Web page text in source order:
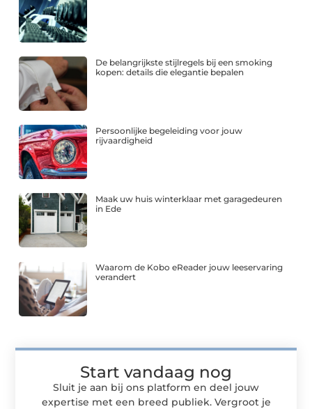
De belangrijkste stijlregels bij een smoking
kopen: details die elegantie bepalen
Persoonlijke begeleiding voor jouw
rijvaardigheid
Maak uw huis winterklaar met garagedeuren
in Ede
Waarom de Kobo eReader jouw leeservaring
verandert
Start vandaag nog
Sluit je aan bij ons platform en deel jouw
expertise met een breed publiek. Vergroot je